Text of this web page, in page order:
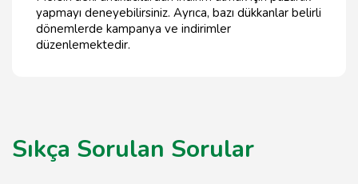
yapmayı deneyebilirsiniz. Ayrıca, bazı dükkanlar belirli
dönemlerde kampanya ve indirimler
düzenlemektedir.
Sıkça Sorulan Sorular